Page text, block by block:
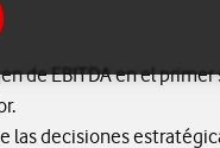
de EBITDA en el
las decisiones